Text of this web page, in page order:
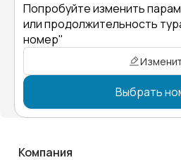
Попробуйте изменить
или продолжительность
номер"
Выбрать
Компания